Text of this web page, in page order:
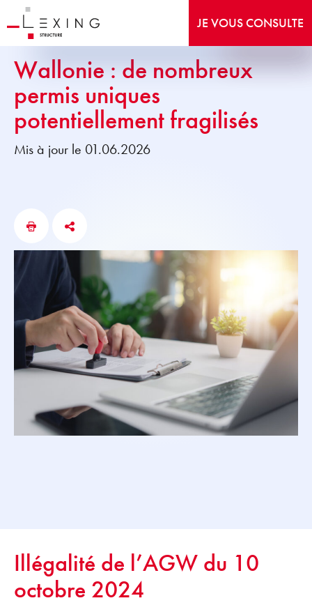
JE VOUS CONSULTE
Wallonie : de nombreux
permis uniques
potentiellement fragilisés
Mis à jour le 01.06.2026
Illégalité de l’AGW du 10
octobre 2024